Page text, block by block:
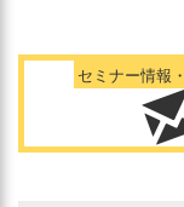
セミナー情報